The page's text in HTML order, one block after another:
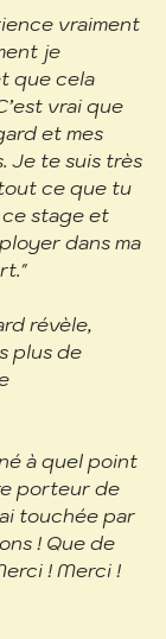
vraiment
je
que cela
vrai que
et mes
Je te suis très
ce que tu
stage et
dans ma
révèle,
plus de
à quel point
porteur de
touchée par
! Que de
! Merci !